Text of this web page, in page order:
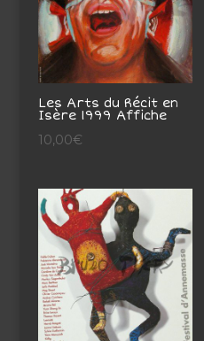
Les Arts du Récit en
Isère 1999 Affiche
10,00€